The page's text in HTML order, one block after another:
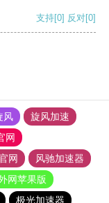
支持[0] 反对[0]
风
旋风加速
网
网
风驰加速器
网苹果版
极光加速器